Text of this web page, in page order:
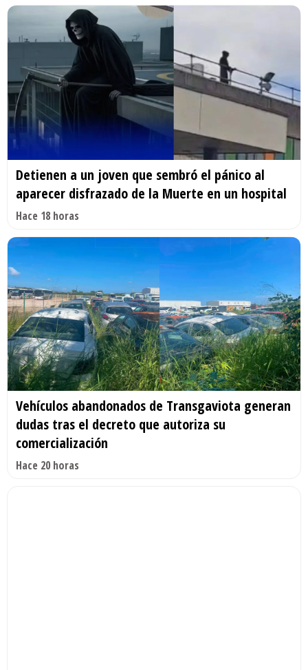
Detienen a un joven que sembró el pánico al
aparecer disfrazado de la Muerte en un hospital
Hace 18 horas
Vehículos abandonados de Transgaviota generan
dudas tras el decreto que autoriza su
comercialización
Hace 20 horas